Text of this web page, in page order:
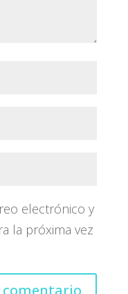
electrónico y
la próxima vez